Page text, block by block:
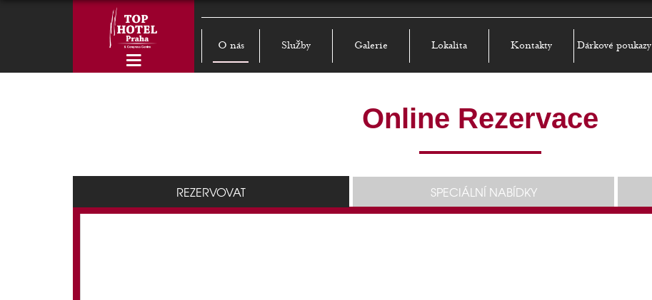
O nás Služby Galerie Lokalita Kontakty Dárkové poukazy
Online Rezervace
REZERVOVAT SPECIÁLNÍ NABÍDKY